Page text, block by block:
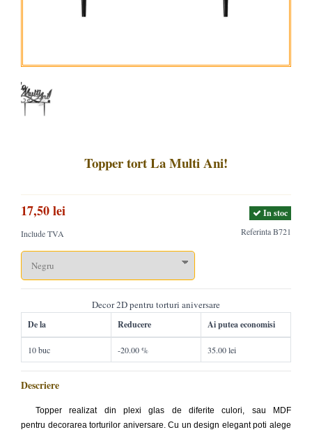
Topper tort La Multi Ani!
ReferintaB721
In stoc
17,50 lei
Include TVA
Decor 2D pentru torturi aniversare
De la Reducere Ai putea economisi
10 buc -20.00 % 35.00 lei
Descriere
Topper realizat din plexi glas de diferite culori, sau MDF
pentru decorarea torturilor aniversare. Cu un design elegant poti alege